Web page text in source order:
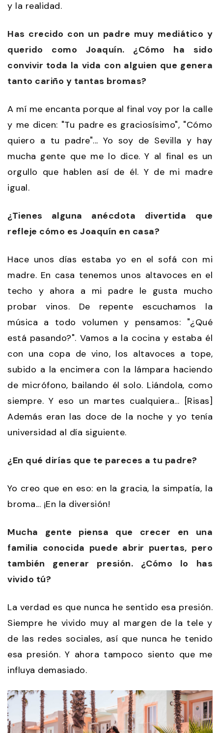
y la realidad.
Has crecido con un padre muy mediático y
querido como Joaquín. ¿Cómo ha sido
convivir toda la vida con alguien que genera
tanto cariño y tantas bromas?
A mí me encanta porque al final voy por la calle
y me dicen: "Tu padre es graciosísimo", "Cómo
quiero a tu padre"... Yo soy de Sevilla y hay
mucha gente que me lo dice. Y al final es un
orgullo que hablen así de él. Y de mi madre
igual.
¿Tienes alguna anécdota divertida que
refleje cómo es Joaquín en casa?
Hace unos días estaba yo en el sofá con mi
madre. En casa tenemos unos altavoces en el
techo y ahora a mi padre le gusta mucho
probar vinos. De repente escuchamos la
música a todo volumen y pensamos: "¿Qué
está pasando?". Vamos a la cocina y estaba él
con una copa de vino, los altavoces a tope,
subido a la encimera con la lámpara haciendo
de micrófono, bailando él solo. Liándola, como
siempre. Y eso un martes cualquiera… [Risas]
Además eran las doce de la noche y yo tenía
universidad al día siguiente.
¿En qué dirías que te pareces a tu padre?
Yo creo que en eso: en la gracia, la simpatía, la
broma... ¡En la diversión!
Mucha gente piensa que crecer en una
familia conocida puede abrir puertas, pero
también generar presión. ¿Cómo lo has
vivido tú?
La verdad es que nunca he sentido esa presión.
Siempre he vivido muy al margen de la tele y
de las redes sociales, así que nunca he tenido
esa presión. Y ahora tampoco siento que me
influya demasiado.